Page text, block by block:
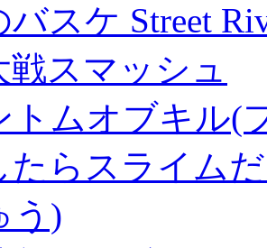
スケ Street
戦スマッシュ
トムオブキル(
たらスライム
う)